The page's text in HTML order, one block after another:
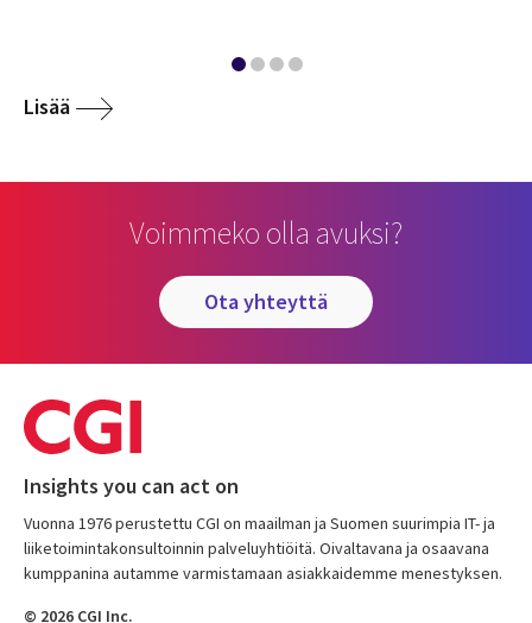
Lisää
Voimmeko olla avuksi?
ota yhteyttä
Insights you can act on
Vuonna 1976 perustettu CGI on maailman ja Suomen suurimpia IT- ja
liiketoimintakonsultoinnin palveluyhtiöitä. Oivaltavana ja osaavana
kumppanina autamme varmistamaan asiakkaidemme menestyksen.
© 2026 CGI Inc.